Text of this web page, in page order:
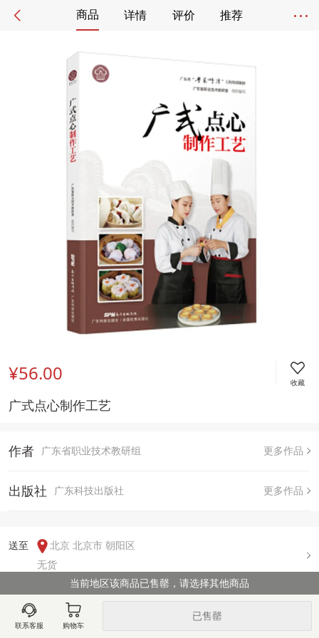
商品 详情 评价 推荐
¥56.00 收藏
广式点心制作工艺
作者 广东省职业技术教研组 更多作品
出版社 广东科技出版社 更多作品
送至
北京 北京市 朝阳区
无货
用户评论(
当前地区该商品已售罄，请选择其他商品
联系客服 购物车
已售罄